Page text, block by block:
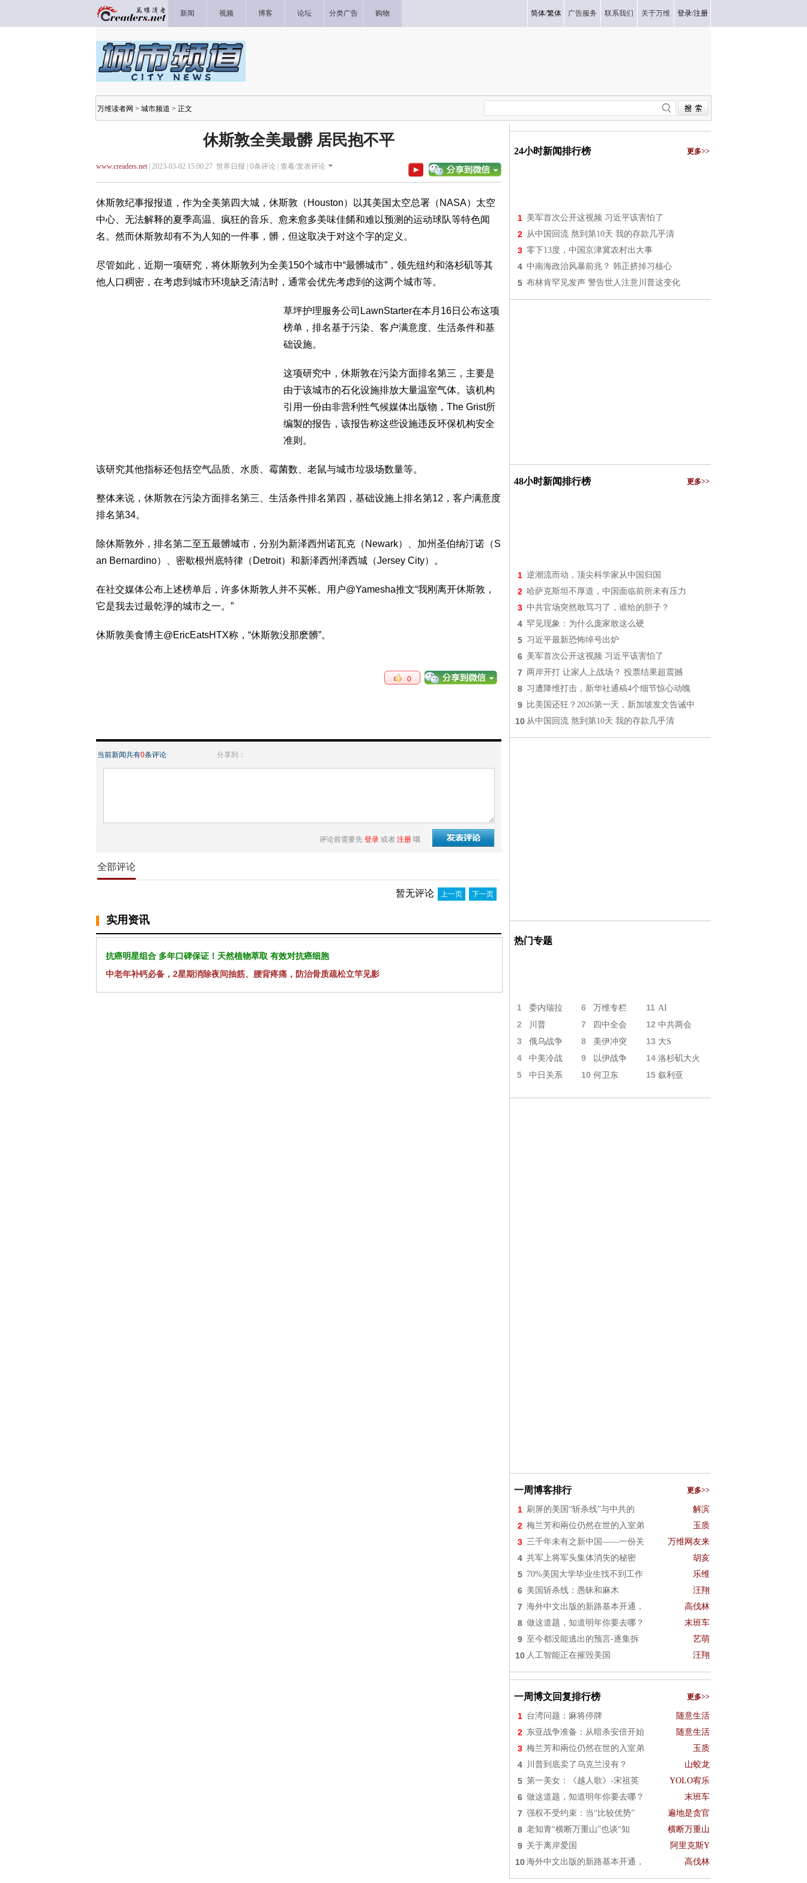
新闻 视频 博客 论坛 分类广告 购物 简体/繁体 广告服务 联系我们 关于万维 登录/注册
万维读者网 > 城市频道 > 正文
休斯敦全美最髒 居民抱不平
www.creaders.net| 2023-03-02 15:00:27 世界日报 | 0条评论 | 查看/发表评论
休斯敦纪事报报道，作为全美第四大城，休斯敦（Houston）以其美国太空总署（NASA）太空
中心、无法解释的夏季高温、疯狂的音乐、愈来愈多美味佳餚和难以预测的运动球队等特色闻
名。然而休斯敦却有不为人知的一件事，髒，但这取决于对这个字的定义。
尽管如此，近期一项研究，将休斯敦列为全美150个城市中“最髒城市”，领先纽约和洛杉矶等其
他人口稠密，在考虑到城市环境缺乏清洁时，通常会优先考虑到的这两个城市等。
草坪护理服务公司LawnStarter在本月16日公布这项
榜单，排名基于污染、客户满意度、生活条件和基
础设施。
这项研究中，休斯敦在污染方面排名第三，主要是
由于该城市的石化设施排放大量温室气体。该机构
引用一份由非营利性气候媒体出版物，The Grist所
编製的报告，该报告称这些设施违反环保机构安全
准则。
该研究其他指标还包括空气品质、水质、霉菌数、老鼠与城市垃圾场数量等。
整体来说，休斯敦在污染方面排名第三、生活条件排名第四，基础设施上排名第12，客户满意度
排名第34。
除休斯敦外，排名第二至五最髒城市，分别为新泽西州诺瓦克（Newark）、加州圣伯纳汀诺（S
an Bernardino）、密歇根州底特律（Detroit）和新泽西州泽西城（Jersey City）。
在社交媒体公布上述榜单后，许多休斯敦人并不买帐。用户@Yamesha推文“我刚离开休斯敦，
它是我去过最乾淨的城市之一。”
休斯敦美食博主@EricEatsHTX称，“休斯敦没那麽髒”。
0
当前新闻共有0条评论 分享到：
评论前需要先 登录 或者 注册 哦
全部评论
暂无评论 上一页 下一页
实用资讯
抗癌明星组合 多年口碑保证！天然植物萃取 有效对抗癌细胞
中老年补钙必备，2星期消除夜间抽筋、腰背疼痛，防治骨质疏松立竿见影
24小时新闻排行榜 更多>>
1 美军首次公开这视频 习近平该害怕了
2 从中国回流 熬到第10天 我的存款几乎清
3 零下13度，中国京津冀农村出大事
4 中南海政治风暴前兆？ 韩正挤掉习核心
5 布林肯罕见发声 警告世人注意川普这变化
48小时新闻排行榜 更多>>
1 逆潮流而动，顶尖科学家从中国归国
2 哈萨克斯坦不厚道，中国面临前所未有压力
3 中共官场突然敢骂习了，谁给的胆子？
4 罕见现象：为什么庞家敢这么硬
5 习近平最新恐怖绰号出炉
6 美军首次公开这视频 习近平该害怕了
7 两岸开打 让家人上战场？ 投票结果超震撼
8 习遭降维打击，新华社通稿4个细节惊心动魄
9 比美国还狂？2026第一天，新加坡发文告诫中
10 从中国回流 熬到第10天 我的存款几乎清
热门专题
1 委内瑞拉 6 万维专栏 11 AI
2 川普 7 四中全会 12 中共两会
3 俄乌战争 8 美伊冲突 13 大S
4 中美冷战 9 以伊战争 14 洛杉矶大火
5 中日关系 10 何卫东 15 叙利亚
一周博客排行 更多>>
1 刷屏的美国“斩杀线”与中共的 解滨
2 梅兰芳和兩位仍然在世的入室弟 玉质
3 三千年未有之新中国——一份关 万维网友来
4 共军上将军头集体消失的秘密 胡亥
5 70%美国大学毕业生找不到工作 乐维
6 美国斩杀线：愚昧和麻木 汪翔
7 海外中文出版的新路基本开通， 高伐林
8 做这道题，知道明年你要去哪？ 末班车
9 至今都没能逃出的预言-逐集拆 艺萌
10 人工智能正在摧毁美国 汪翔
一周博文回复排行榜 更多>>
1 台湾问题：麻将停牌 随意生活
2 东亚战争准备：从暗杀安倍开始 随意生活
3 梅兰芳和兩位仍然在世的入室弟 玉质
4 川普到底卖了乌克兰没有？ 山蛟龙
5 第一美女：《越人歌》-宋祖英 YOLO宥乐
6 做这道题，知道明年你要去哪？ 末班车
7 强权不受约束：当“比较优势” 遍地是贪官
8 老知青“横断万重山”也谈“知 横断万重山
9 关于离岸爱国 阿里克斯Y
10 海外中文出版的新路基本开通， 高伐林